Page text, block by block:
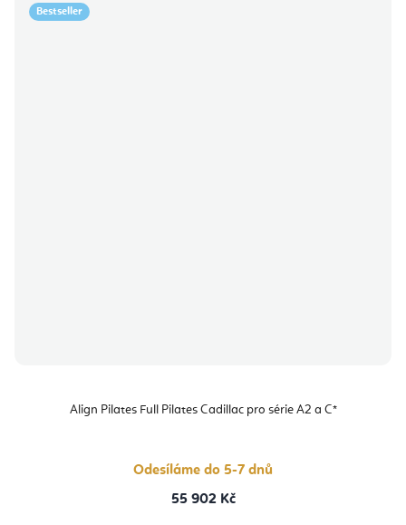
Bestseller
Align Pilates Full Pilates Cadillac pro série A2 a C*
Odesíláme do 5-7 dnů
55 902 Kč